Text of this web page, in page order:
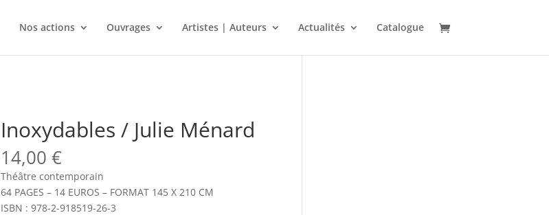
Nos actions Ouvrages Artistes | Auteurs Actualités Catalogue
Inoxydables / Julie Ménard
14,00€
Théâtre contemporain
64 PAGES – 14 EUROS – FORMAT 145 X 210 CM
ISBN : 978-2-918519-26-3